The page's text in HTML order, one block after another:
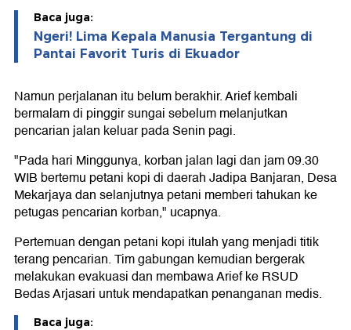
Baca juga:
Ngeri! Lima Kepala Manusia Tergantung di
Pantai Favorit Turis di Ekuador
Namun perjalanan itu belum berakhir. Arief kembali
bermalam di pinggir sungai sebelum melanjutkan
pencarian jalan keluar pada Senin pagi.
"Pada hari Minggunya, korban jalan lagi dan jam 09.30
WIB bertemu petani kopi di daerah Jadipa Banjaran, Desa
Mekarjaya dan selanjutnya petani memberi tahukan ke
petugas pencarian korban," ucapnya.
Pertemuan dengan petani kopi itulah yang menjadi titik
terang pencarian. Tim gabungan kemudian bergerak
melakukan evakuasi dan membawa Arief ke RSUD
Bedas Arjasari untuk mendapatkan penanganan medis.
Baca juga: